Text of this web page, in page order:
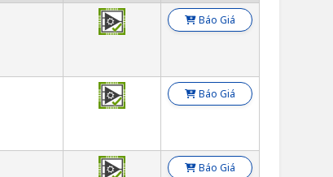
Báo Giá
Báo Giá
Báo Giá